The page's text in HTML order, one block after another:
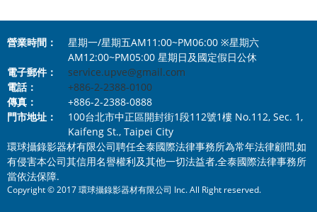
營業時間：
星期一/星期五AM11:00~PM06:00 ※星期六
AM12:00~PM05:00 星期日及國定假日公休
電子郵件：
service.upve@gmail.com
電話：
+886-2-2388-0100
傳真：
+886-2-2388-0888
門市地址：
100台北市中正區開封街1段112號1樓 No.112, Sec. 1,
Kaifeng St., Taipei City
環球攝錄影器材有限公司聘任全泰國際法律事務所為常年法律顧問,如
有侵害本公司其信用名譽權利及其他一切法益者,全泰國際法律事務所
當依法保障.
Copyright © 2017 環球攝錄影器材有限公司 Inc. All Right reserved.